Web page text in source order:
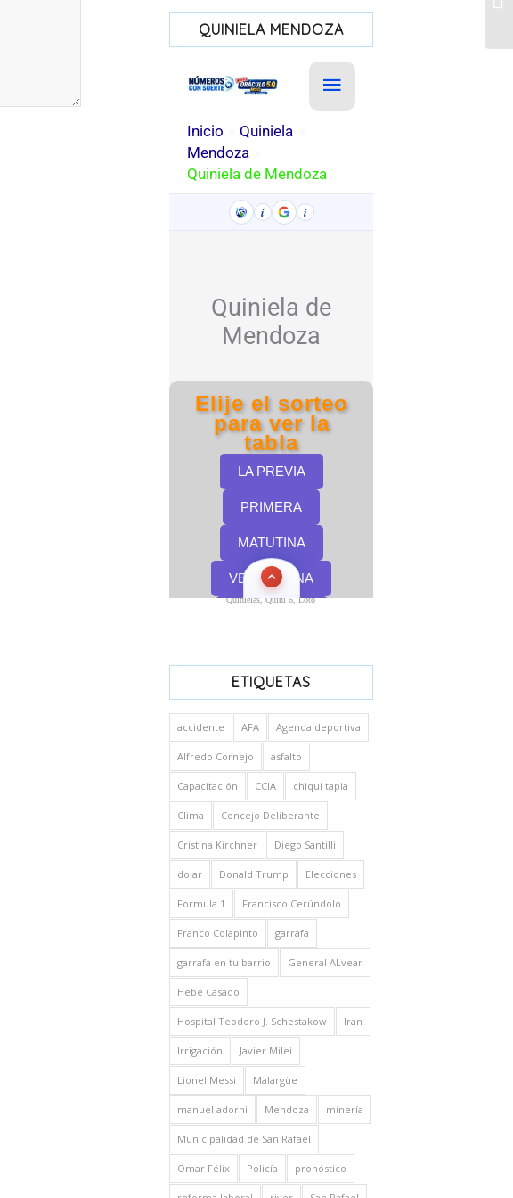
QUINIELA MENDOZA
Quinielas, Quini 6, Loto
ETIQUETAS
accidente AFA Agenda deportiva
Alfredo Cornejo asfalto
Capacitación CCIA chiqui tapia
Clima Concejo Deliberante
Cristina Kirchner Diego Santilli
dolar Donald Trump Elecciones
Formula 1 Francisco Cerúndolo
Franco Colapinto garrafa
garrafa en tu barrio General ALvear
Hebe Casado
Hospital Teodoro J. Schestakow Iran
Irrigación Javier Milei
Lionel Messi Malargüe
manuel adorni Mendoza minería
Municipalidad de San Rafael
Omar Félix Policía pronóstico